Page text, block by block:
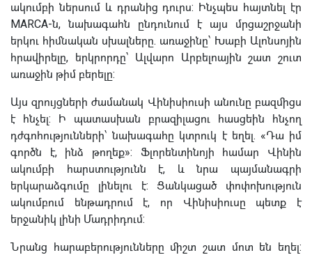
ակումբի ներսում և դրանից դուրս: Ինչպես հայտնել էր
MARCA-ն, նախագահն ընդունում է այս մրցաշրջանի
երկու հիմնական սխալները. առաջինը՝ Խաբի Ալոնսոյին
հրավիրելը, երկրորդը՝ Ալվարո Արբելոային շատ շուտ
առաջին թիմ բերելը:
Այս զրույցների ժամանակ Վինիսիուսի անունը բազմիցս
է հնչել: Ի պատասխան բրազիլացու հասցեին հնչող
դժգոհությունների՝ նախագահը կտրուկ է եղել. «Դա իմ
գործն է, ինձ թողեք»: Ֆլորենտինոյի համար Վինին
ակումբի հարստությունն է, և նրա պայմանագրի
երկարաձգումը լինելու է: Ցանկացած փոփոխություն
ակումբում ենթադրում է, որ Վինիսիուսը պետք է
երջանիկ լինի Մադրիդում:
Նրանց հարաբերությունները միշտ շատ մոտ են եղել: